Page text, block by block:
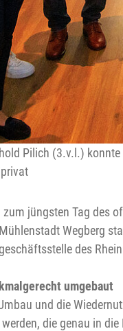
Pilich (3.v.l.)
jüngsten Tag des
Wegberg
des
umgebaut
und die
die genau in